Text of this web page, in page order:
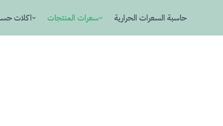
حاسبة السعرات الحرارية سعرات المنتجات اكلات